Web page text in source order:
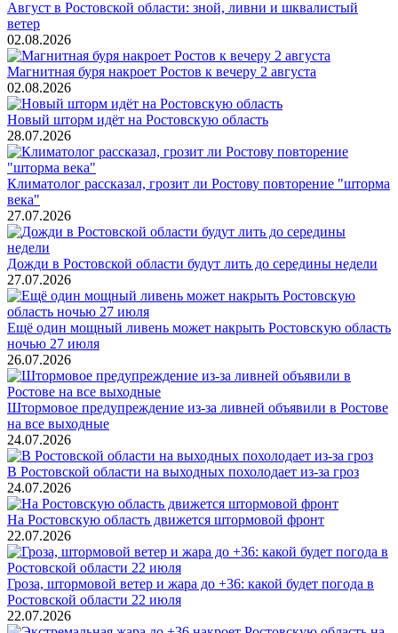
Август в Ростовской области: зной, ливни и шквалистый
ветер
02.08.2026
Магнитная буря накроет Ростов к вечеру 2 августа
02.08.2026
Новый шторм идёт на Ростовскую область
28.07.2026
Климатолог рассказал, грозит ли Ростову повторение "шторма
века"
27.07.2026
Дожди в Ростовской области будут лить до середины недели
27.07.2026
Ещё один мощный ливень может накрыть Ростовскую область
ночью 27 июля
26.07.2026
Штормовое предупреждение из-за ливней объявили в Ростове
на все выходные
24.07.2026
В Ростовской области на выходных похолодает из-за гроз
24.07.2026
На Ростовскую область движется штормовой фронт
22.07.2026
Гроза, штормовой ветер и жара до +36: какой будет погода в
Ростовской области 22 июля
22.07.2026